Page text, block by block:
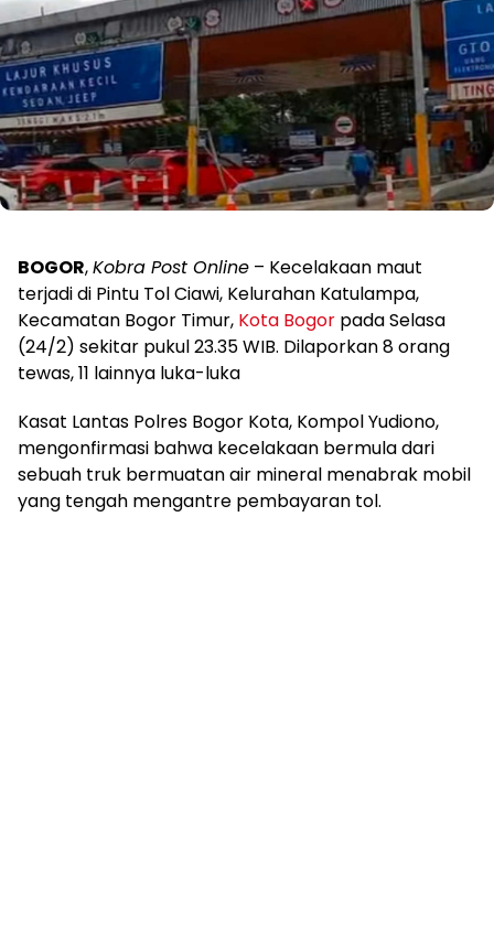
BOGOR,Kobra Post Online – Kecelakaan maut
terjadi di Pintu Tol Ciawi, Kelurahan Katulampa,
Kecamatan Bogor Timur, Kota Bogor pada Selasa
(24/2) sekitar pukul 23.35 WIB. Dilaporkan 8 orang
tewas, 11 lainnya luka-luka
Kasat Lantas Polres Bogor Kota, Kompol Yudiono,
mengonfirmasi bahwa kecelakaan bermula dari
sebuah truk bermuatan air mineral menabrak mobil
yang tengah mengantre pembayaran tol.